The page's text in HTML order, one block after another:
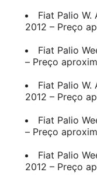
Fiat Palio W.
2012 – Preço
Fiat Palio
– Preço
Fiat Palio W.
2012 – Preço
Fiat Palio
– Preço
Fiat Palio
2012 – Preço